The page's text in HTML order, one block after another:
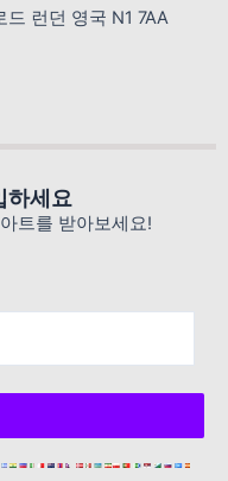
런던 영국 N1 7AA
하세요
트를 받아보세요!